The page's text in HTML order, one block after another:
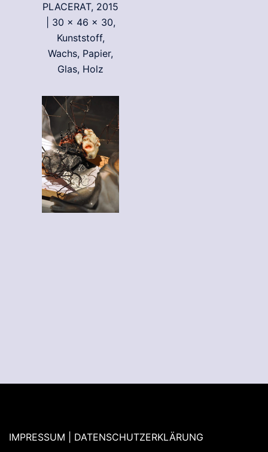
PLACERAT, 2015
| 30 x 46 x 30,
Kunststoff,
Wachs, Papier,
Glas, Holz
IMPRESSUM | DATENSCHUTZERKLÄRUNG